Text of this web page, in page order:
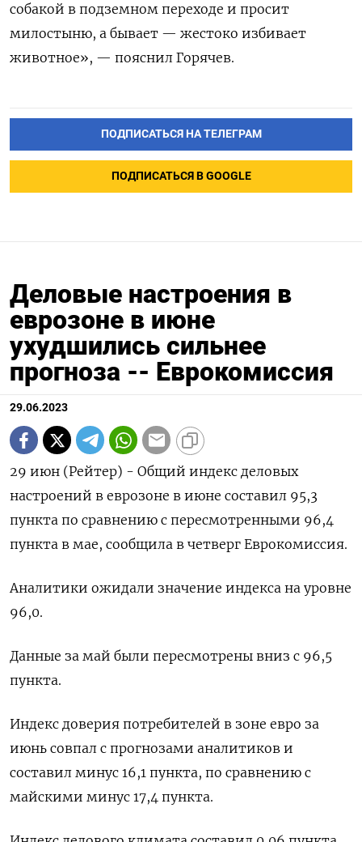
собакой в подземном переходе и просит
милостыню, а бывает — жестоко избивает
животное», — пояснил Горячев.
ПОДПИСАТЬСЯ НА ТЕЛЕГРАМ
ПОДПИСАТЬСЯ В GOOGLE
Деловые настроения в
еврозоне в июне
ухудшились сильнее
прогноза -- Еврокомиссия
29.06.2023
29 июн (Рейтер) - Общий индекс деловых
настроений в еврозоне в июне составил 95,3
пункта по сравнению с пересмотренными 96,4
пункта в мае, сообщила в четверг Еврокомиссия.
Аналитики ожидали значение индекса на уровне
96,0.
Данные за май были пересмотрены вниз с 96,5
пункта.
Индекс доверия потребителей в зоне евро за
июнь совпал с прогнозами аналитиков и
составил минус 16,1 пункта, по сравнению с
майскими минус 17,4 пункта.